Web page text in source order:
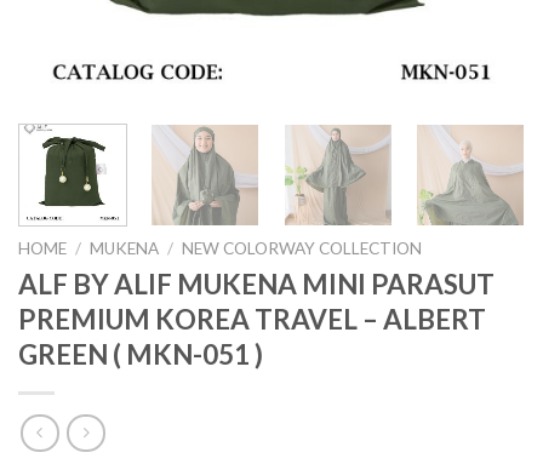
HOME / MUKENA / NEW COLORWAY COLLECTION
ALF BY ALIF MUKENA MINI PARASUT
PREMIUM KOREA TRAVEL – ALBERT
GREEN ( MKN-051 )